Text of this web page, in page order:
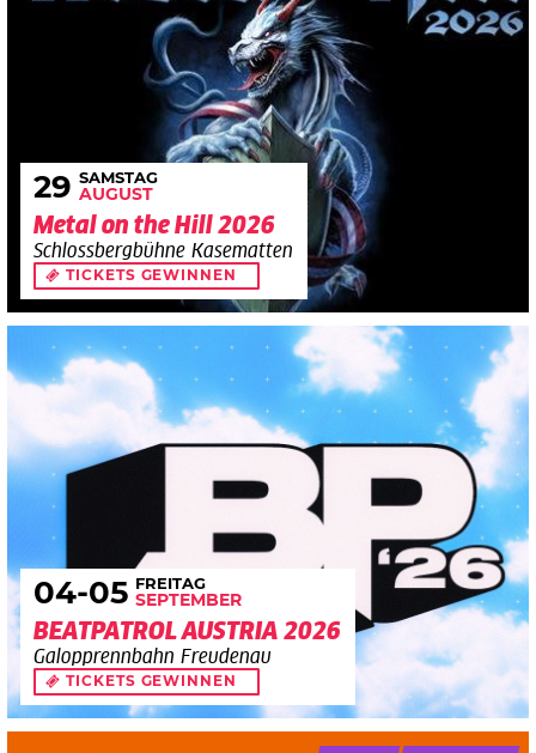
29 SAMSTAG
AUGUST
Metal on the Hill 2026
Schlossbergbühne Kasematten
TICKETS GEWINNEN
04-05 FREITAG
SEPTEMBER
BEATPATROL AUSTRIA 2026
Galopprennbahn Freudenau
TICKETS GEWINNEN